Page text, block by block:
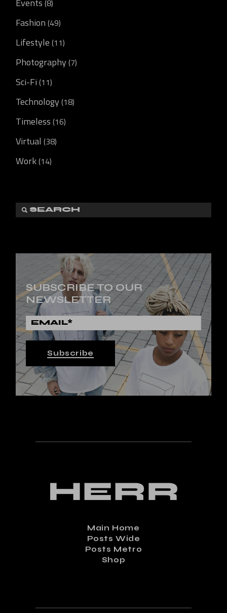
Events (8)
Fashion (49)
Lifestyle (11)
Photography (7)
Sci-Fi (11)
Technology (18)
Timeless (16)
Virtual (38)
Work(14)
SUBSCRIBE TO OUR
NEWSLETTER
Subscribe
Main Home
Posts Wide
Posts Metro
Shop